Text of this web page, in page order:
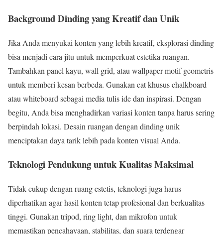
Background Dinding yang Kreatif dan Unik
Jika Anda menyukai konten yang lebih kreatif, eksplorasi dinding
bisa menjadi cara jitu untuk memperkuat estetika ruangan.
Tambahkan panel kayu, wall grid, atau wallpaper motif geometris
untuk memberi kesan berbeda. Gunakan cat khusus chalkboard
atau whiteboard sebagai media tulis ide dan inspirasi. Dengan
begitu, Anda bisa menghadirkan variasi konten tanpa harus sering
berpindah lokasi. Desain ruangan dengan dinding unik
menciptakan daya tarik lebih pada konten visual Anda.
Teknologi Pendukung untuk Kualitas Maksimal
Tidak cukup dengan ruang estetis, teknologi juga harus
diperhatikan agar hasil konten tetap profesional dan berkualitas
tinggi. Gunakan tripod, ring light, dan mikrofon untuk
memastikan pencahayaan, stabilitas, dan suara terdengar